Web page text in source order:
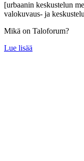
[urbaanin keskustelun
valokuvaus- ja
Mikä on Taloforum?
Lue lisää